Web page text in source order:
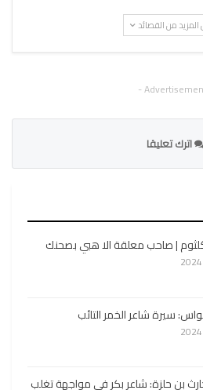
من القصائد
-
اترك تعليقا
| صاحب معلقة الا هبي بصحنك
سيرة شاعر الخمر التائب
بن حلزة: شاعر بكر في مواجهة تغلب